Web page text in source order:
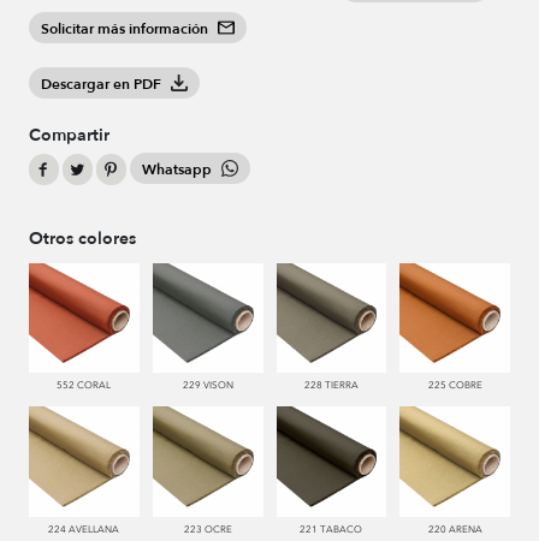
Solicitar más información
Descargar en PDF
Compartir
Whatsapp
Otros colores
552 CORAL 229 VISON 228 TIERRA 225 COBRE
224 AVELLANA 223 OCRE 221 TABACO 220 ARENA